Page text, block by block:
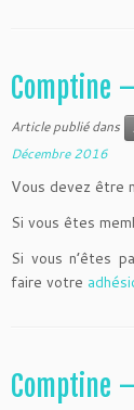
Comptine
Article publié dans
Décembre 2016
Vous devez être
Si vous êtes
Si vous n’êtes
faire votre
Comptine